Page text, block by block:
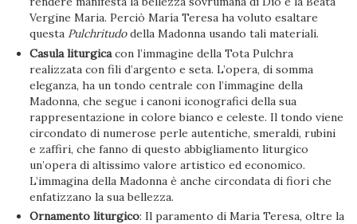
Vergine Maria. Perciò María Teresa ha voluto esaltare
questa Pulchritudodella Madonna usando tali materiali.
Casula liturgicacon l’immagine della Tota Pulchra
realizzata con fili d’argento e seta. L’opera, di somma
eleganza, ha un tondo centrale con l’immagine della
Madonna, che segue i canoni iconografici della sua
rappresentazione in colore bianco e celeste. Il tondo viene
circondato di numerose perle autentiche, smeraldi, rubini
e zaffiri, che fanno di questo abbigliamento liturgico
un’opera di altissimo valore artistico ed economico.
L’immagina della Madonna è anche circondata di fiori che
enfatizzano la sua bellezza.
Ornamento liturgico: Il paramento di Maria Teresa, oltre la